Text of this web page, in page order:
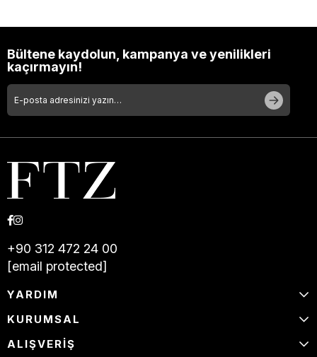
Bültene kaydolun, kampanya ve yenilikleri
kaçırmayın!
+90 312 472 24 00
[email protected]
YARDIM
KURUMSAL
ALIŞVERİŞ